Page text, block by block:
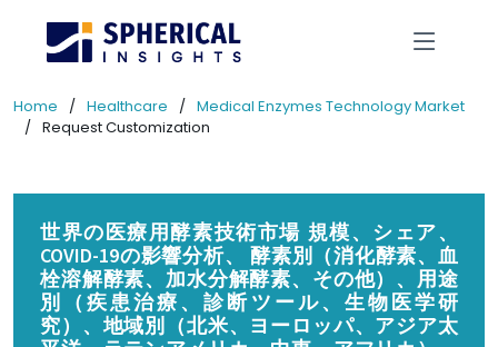
Home Healthcare
Medical Enzymes Technology Market
Request Customization
世界の医療用酵素技術市場 規模、シェア、
COVID-19の影響分析、 酵素別（消化酵素、血
栓溶解酵素、加水分解酵素、その他）、用途
別（疾患治療、診断ツール、生物医学研
究）、地域別（北米、ヨーロッパ、アジア太